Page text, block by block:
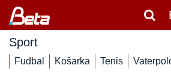
Sport
Fudbal Košarka Tenis